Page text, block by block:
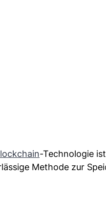
-Technologie
Methode zur